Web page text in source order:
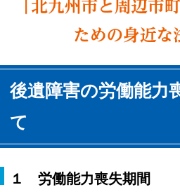
後遺障害の労働能力
て
１ 労働能力喪失期間